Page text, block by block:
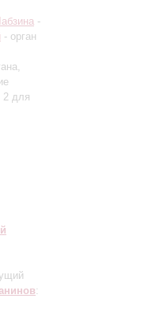
-
- орган
2 для
: